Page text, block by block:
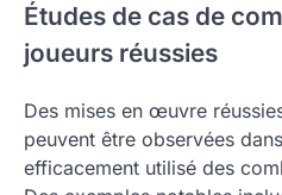
Études de cas de
joueurs réussies
Des mises en œuvre
peuvent être observées
efficacement utilisé des